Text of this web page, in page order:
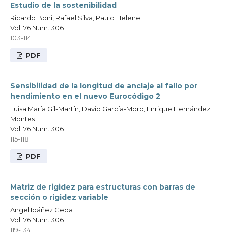
Estudio de la sostenibilidad
Ricardo Boni, Rafael Silva, Paulo Helene
Vol. 76 Num. 306
103-114
PDF
Sensibilidad de la longitud de anclaje al fallo por
hendimiento en el nuevo Eurocódigo 2
Luisa María Gil-Martín, David García-Moro, Enrique Hernández
Montes
Vol. 76 Num. 306
115-118
PDF
Matriz de rigidez para estructuras con barras de
sección o rigidez variable
Angel Ibáñez Ceba
Vol. 76 Num. 306
119-134